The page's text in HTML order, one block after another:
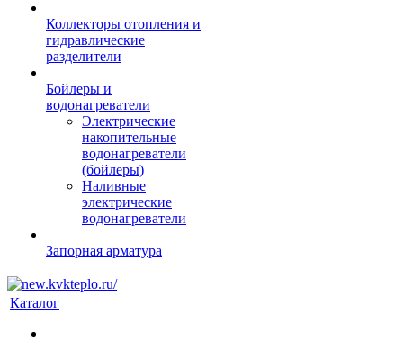
Коллекторы отопления и
гидравлические
разделители
Бойлеры и
водонагреватели
Электрические
накопительные
водонагреватели
(бойлеры)
Наливные
электрические
водонагреватели
Запорная арматура
Каталог